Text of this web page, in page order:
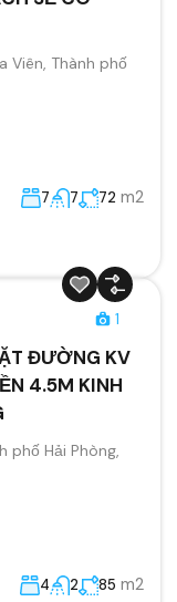
Viên, Thành phố
7 7 72 m2
1
ĐƯỜNG KV
4.5M KINH
phố Hải Phòng,
4 2 85 m2